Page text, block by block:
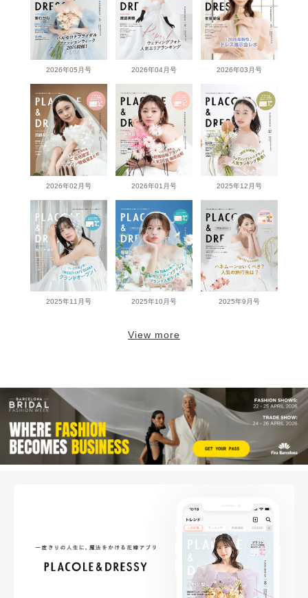
2026年05月号 2026年04月号 2026年03月号
2026年02月号 2026年01月号 2025年12月号
2025年11月号 2025年10月号 2025年9月号
View more